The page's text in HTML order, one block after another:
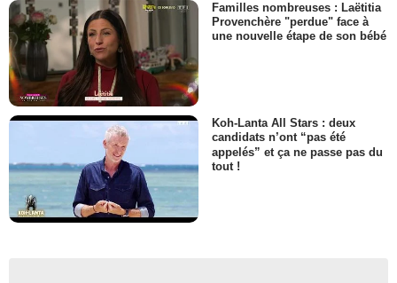
Familles nombreuses : Laëtitia
Provenchère "perdue" face à
une nouvelle étape de son bébé
Koh-Lanta All Stars : deux
candidats n’ont “pas été
appelés” et ça ne passe pas du
tout !